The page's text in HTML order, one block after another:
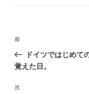
投
ナ
ゲ
前
の
投
前
ドイツではじめて
覚えた日。
次
次